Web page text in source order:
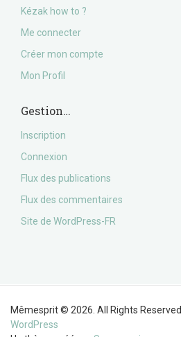
Kézak how to ?
Me connecter
Créer mon compte
Mon Profil
Gestion…
Inscription
Connexion
Flux des publications
Flux des commentaires
Site de WordPress-FR
Mêmesprit © 2026. All Rights Reserved.
WordPress